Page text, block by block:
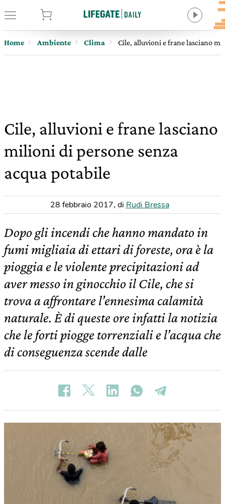
Home Ambiente Clima Cile, alluvioni e frane lasciano
Cile, alluvioni e frane lasciano
milioni di persone senza
acqua potabile
28 febbraio 2017, di Rudi Bressa
Dopo gli incendi che hanno mandato in
fumi migliaia di ettari di foreste, ora è la
pioggia e le violente precipitazioni ad
aver messo in ginocchio il Cile, che si
trova a affrontare l’ennesima calamità
naturale. È di queste ore infatti la notizia
che le forti piogge torrenziali e l’acqua che
di conseguenza scende dalle